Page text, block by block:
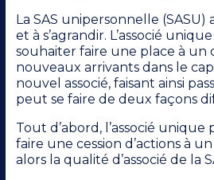
La SAS unipersonnelle
et à s’agrandir. L’associé
souhaiter faire une place à un
nouveaux arrivants dans le
nouvel associé, faisant ainsi
peut se faire de deux façons
Tout d’abord, l’associé
faire une cession d’actions à
alors la qualité d’associé de la